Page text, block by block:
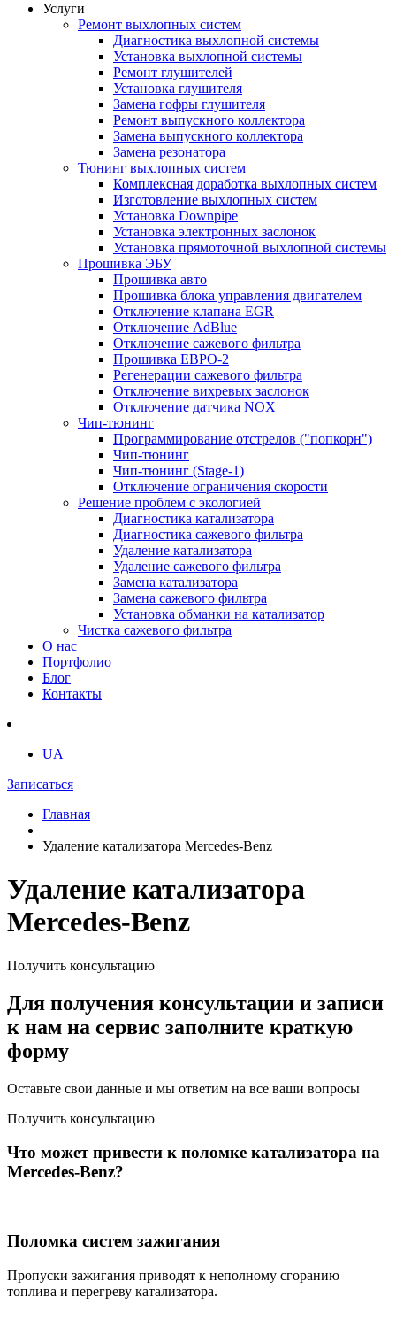
Услуги
Ремонт выхлопных систем
Диагностика выхлопной системы
Установка выхлопной системы
Ремонт глушителей
Установка глушителя
Замена гофры глушителя
Ремонт выпускного коллектора
Замена выпускного коллектора
Замена резонатора
Тюнинг выхлопных систем
Комплексная доработка выхлопных систем
Изготовление выхлопных систем
Установка Downpipe
Установка электронных заслонок
Установка прямоточной выхлопной системы
Прошивка ЭБУ
Прошивка авто
Прошивка блока управления двигателем
Отключение клапана EGR
Отключение AdBlue
Отключение сажевого фильтра
Прошивка ЕВРО-2
Регенерации сажевого фильтра
Отключение вихревых заслонок
Отключение датчика NOX
Чип-тюнинг
Программирование отстрелов ("попкорн")
Чип-тюнинг
Чип-тюнинг (Stage-1)
Отключение ограничения скорости
Решение проблем с экологией
Диагностика катализатора
Диагностика сажевого фильтра
Удаление катализатора
Удаление сажевого фильтра
Замена катализатора
Замена сажевого фильтра
Установка обманки на катализатор
Чистка сажевого фильтра
О нас
Портфолио
Блог
Контакты
UA
Записаться
Главная
Удаление катализатора Mercedes-Benz
Удаление катализатора
Mercedes-Benz
Получить консультацию
Для получения консультации и записи
к нам на сервис заполните краткую
форму
Оставьте свои данные и мы ответим на все ваши вопросы
Получить консультацию
Что может привести к поломке катализатора на
Mercedes-Benz?
Поломка систем зажигания
Пропуски зажигания приводят к неполному сгоранию
топлива и перегреву катализатора.